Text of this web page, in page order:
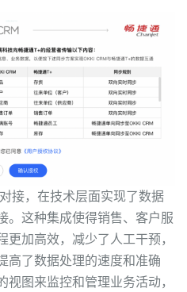
接，在技术层面实现了数据
。这种集成使得销售、客户服
加高效，减少了人工干预，
高了数据处理的速度和准确
图来监控和管理业务活动，